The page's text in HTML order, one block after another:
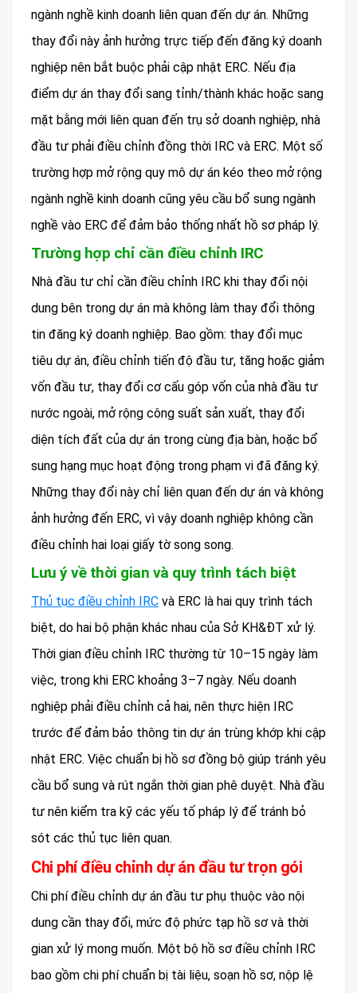
ngành nghề kinh doanh liên quan đến dự án. Những
thay đổi này ảnh hưởng trực tiếp đến đăng ký doanh
nghiệp nên bắt buộc phải cập nhật ERC. Nếu địa
điểm dự án thay đổi sang tỉnh/thành khác hoặc sang
mặt bằng mới liên quan đến trụ sở doanh nghiệp, nhà
đầu tư phải điều chỉnh đồng thời IRC và ERC. Một số
trường hợp mở rộng quy mô dự án kéo theo mở rộng
ngành nghề kinh doanh cũng yêu cầu bổ sung ngành
nghề vào ERC để đảm bảo thống nhất hồ sơ pháp lý.
Trường hợp chỉ cần điều chỉnh IRC
Nhà đầu tư chỉ cần điều chỉnh IRC khi thay đổi nội
dung bên trong dự án mà không làm thay đổi thông
tin đăng ký doanh nghiệp. Bao gồm: thay đổi mục
tiêu dự án, điều chỉnh tiến độ đầu tư, tăng hoặc giảm
vốn đầu tư, thay đổi cơ cấu góp vốn của nhà đầu tư
nước ngoài, mở rộng công suất sản xuất, thay đổi
diện tích đất của dự án trong cùng địa bàn, hoặc bổ
sung hạng mục hoạt động trong phạm vi đã đăng ký.
Những thay đổi này chỉ liên quan đến dự án và không
ảnh hưởng đến ERC, vì vậy doanh nghiệp không cần
điều chỉnh hai loại giấy tờ song song.
Lưu ý về thời gian và quy trình tách biệt
Thủ tục điều chỉnh IRC và ERC là hai quy trình tách
biệt, do hai bộ phận khác nhau của Sở KH&ĐT xử lý.
Thời gian điều chỉnh IRC thường từ 10–15 ngày làm
việc, trong khi ERC khoảng 3–7 ngày. Nếu doanh
nghiệp phải điều chỉnh cả hai, nên thực hiện IRC
trước để đảm bảo thông tin dự án trùng khớp khi cập
nhật ERC. Việc chuẩn bị hồ sơ đồng bộ giúp tránh yêu
cầu bổ sung và rút ngắn thời gian phê duyệt. Nhà đầu
tư nên kiểm tra kỹ các yếu tố pháp lý để tránh bỏ
sót các thủ tục liên quan.
Chi phí điều chỉnh dự án đầu tư trọn gói
Chi phí điều chỉnh dự án đầu tư phụ thuộc vào nội
dung cần thay đổi, mức độ phức tạp hồ sơ và thời
gian xử lý mong muốn. Một bộ hồ sơ điều chỉnh IRC
bao gồm chi phí chuẩn bị tài liệu, soạn hồ sơ, nộp lệ